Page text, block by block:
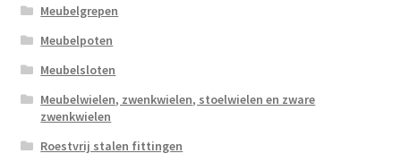
Meubelgrepen
Meubelpoten
Meubelsloten
Meubelwielen, zwenkwielen, stoelwielen en zware
zwenkwielen
Roestvrij stalen fittingen